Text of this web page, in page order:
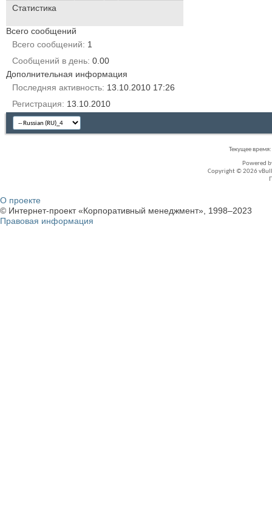
Статистика
Всего сообщений
Всего сообщений
1
Сообщений в день 0.00
Дополнительная информация
Последняя активность 13.10.2010 17:26
Регистрация
13.10.2010
Текущее время:
Powered
Copyright © 2026
О проекте
© Интернет-проект «Корпоративный менеджмент», 1998–2023
Правовая информация